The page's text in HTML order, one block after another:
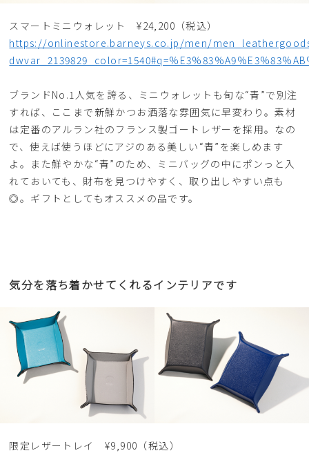
スマートミニウォレット ¥24,200（税込）
https://onlinestore.barneys.co.jp/men/
ブランドNo.1人気を誇る、ミニウォレットも旬な“青”で別注
すれば、ここまで新鮮かつお洒落な雰囲気に早変わり。素材
は定番のアルラン社のフランス製ゴートレザーを採用。なの
で、使えば使うほどにアジのある美しい“青”を楽しめます
よ。また鮮やかな“青”のため、ミニバッグの中にポンっと入
れておいても、財布を見つけやすく、取り出しやすい点も
◎。ギフトとしてもオススメの品です。
気分を落ち着かせてくれるインテリアです
限定レザートレイ ¥9,900（税込）